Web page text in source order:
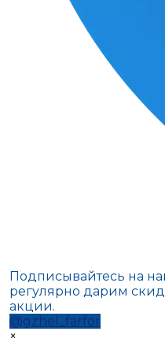
Подписывайтесь на
регулярно дарим
акции.
@gzhel_farfor
×